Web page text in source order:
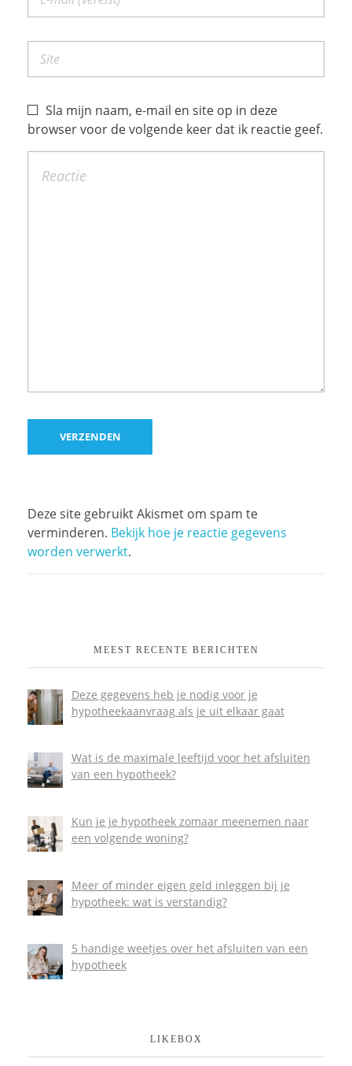
Sla mijn naam, e-mail en site op in deze
browser voor de volgende keer dat ik reactie geef.
Deze site gebruikt Akismet om spam te
verminderen. Bekijk hoe je reactie gegevens
worden verwerkt.
MEEST RECENTE BERICHTEN
Deze gegevens heb je nodig voor je
hypotheekaanvraag als je uit elkaar gaat
Wat is de maximale leeftijd voor het afsluiten
van een hypotheek?
Kun je je hypotheek zomaar meenemen naar
een volgende woning?
Meer of minder eigen geld inleggen bij je
hypotheek: wat is verstandig?
5 handige weetjes over het afsluiten van een
hypotheek
LIKEBOX